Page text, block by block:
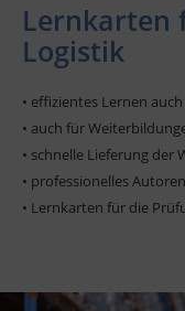
Lernkarten
Logistik
• effizientes Lernen
• auch für
• schnelle Lieferung der
• professionelles
• Lernkarten für die